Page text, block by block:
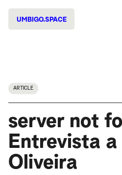
UMBIGO.SPACE
ARTICLE
server not
Entrevista
Oliveira